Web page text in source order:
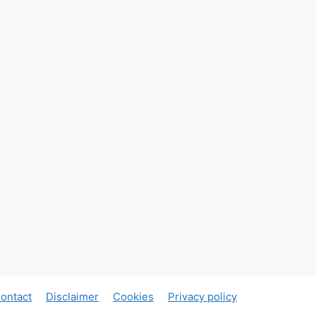
Disclaimer Cookies Privacy policy